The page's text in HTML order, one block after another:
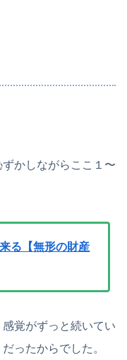
かしながらここ１〜
る【無形の財産
覚がずっと続いてい
だったからでした。